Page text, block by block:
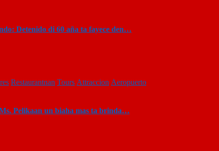
Detenido di 60 aña ta fayece den…
Restaurantnan Tours Attraccion Aeropuerto
Pelikaan un biaha mas ta brinda…